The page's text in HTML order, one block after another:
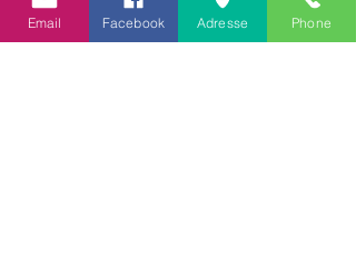
Strafordnung
Email Facebook Adresse Phone